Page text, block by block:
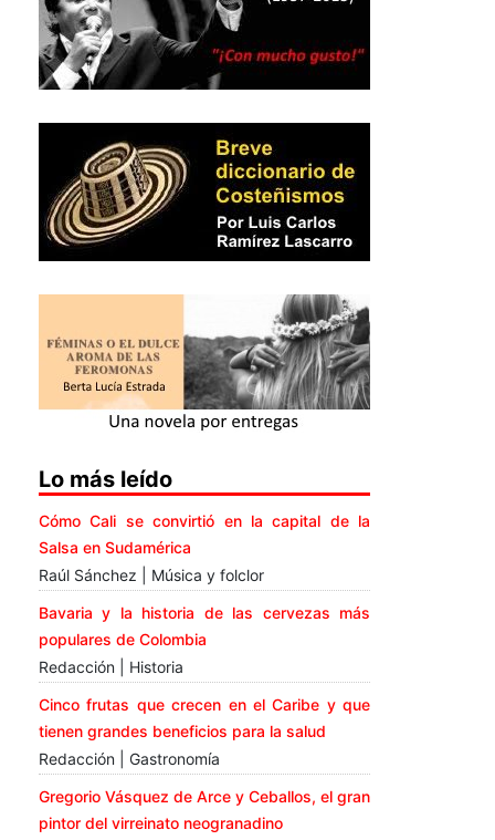
Lo más leído
Cómo Cali se convirtió en la capital de la
Salsa en Sudamérica
Raúl Sánchez | Música y folclor
Bavaria y la historia de las cervezas más
populares de Colombia
Redacción | Historia
Cinco frutas que crecen en el Caribe y que
tienen grandes beneficios para la salud
Redacción | Gastronomía
Gregorio Vásquez de Arce y Ceballos, el gran
pintor del virreinato neogranadino